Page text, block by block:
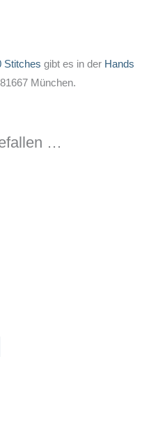
Stitches gibt es in der Hands
München.
…